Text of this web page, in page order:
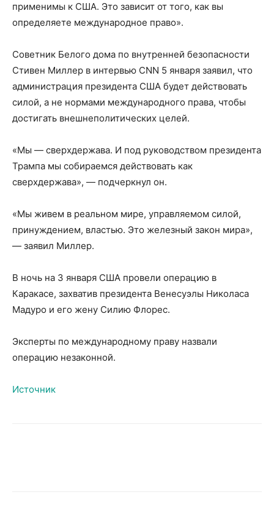
применимы к США. Это зависит от того, как вы
определяете международное право».
Советник Белого дома по внутренней безопасности
Стивен Миллер в интервью CNN 5 января заявил, что
администрация президента США будет действовать
силой, а не нормами международного права, чтобы
достигать внешнеполитических целей.
«Мы — сверхдержава. И под руководством президента
Трампа мы собираемся действовать как
сверхдержава», — подчеркнул он.
«Мы живем в реальном мире, управляемом силой,
принуждением, властью. Это железный закон мира»,
— заявил Миллер.
В ночь на 3 января США провели операцию в
Каракасе, захватив президента Венесуэлы Николаса
Мадуро и его жену Силию Флорес.
Эксперты по международному праву назвали
операцию незаконной.
Источник